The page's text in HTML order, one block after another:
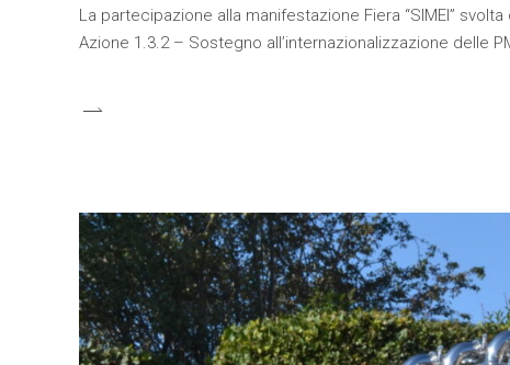
La partecipazione alla manifestazione Fiera “SIMEI”
Azione 1.3.2 – Sostegno all’internazionalizzazione delle